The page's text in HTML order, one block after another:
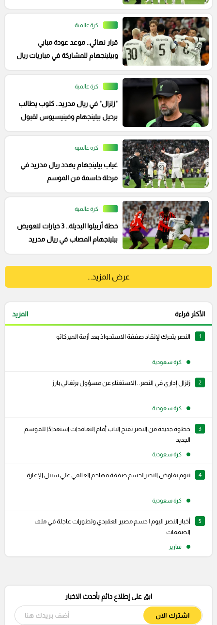
كرة عالمية
قرار نهائي.. موعد عودة مبابي
وبيلينجهام للمشاركة في مباريات ريال
كرة عالمية
"زلزال" في ريال مدريد.. كلوب يطالب
برحيل بيلينجهام وفينيسيوس لقبول
كرة عالمية
غياب بيلينجهام يهدد ريال مدريد في
مرحلة حاسمة من الموسم
كرة عالمية
خطة أربيلوا البديلة.. 3 خيارات لتعويض
بيلينجهام المصاب في ريال مدريد
عرض المزيد...
الأكثر قراءة المزيد
1 النصر يتحرك لإنقاذ صفقة الاستحواذ بعد أزمة الميركاتو
كرة سعودية
2 زلزال إداري في النصر.. الاستغناء عن مسؤول برتغالي بارز
كرة سعودية
3
خطوة جديدة من النصر تفتح الباب أمام التعاقدات استعدادًا للموسم
الجديد
كرة سعودية
4 نيوم يفاوض النصر لحسم صفقة مهاجم العالمي علي سبيل الإعارة
كرة سعودية
5
أخبار النصر اليوم | حسم مصير العقيدي وتطورات عاجلة في ملف
الصفقات
تقارير
ابق على إطلاع دائم بأحدث الاخبار
اشترك الان